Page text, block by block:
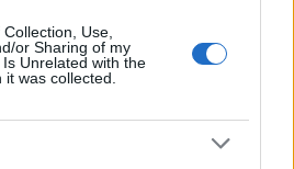
Use,
or Sharing of my
Unrelated with the
was collected.